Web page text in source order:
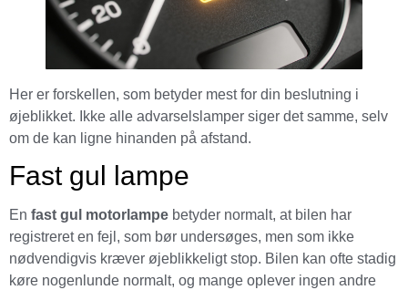
Her er forskellen, som betyder mest for din beslutning i
øjeblikket. Ikke alle advarselslamper siger det samme, selv
om de kan ligne hinanden på afstand.
Fast gul lampe
En fast gul motorlampe betyder normalt, at bilen har
registreret en fejl, som bør undersøges, men som ikke
nødvendigvis kræver øjeblikkeligt stop. Bilen kan ofte stadig
køre nogenlunde normalt, og mange oplever ingen andre